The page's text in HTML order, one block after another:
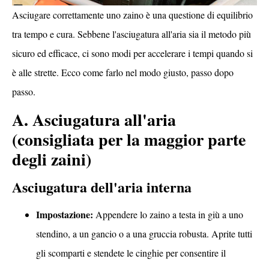
Asciugare correttamente uno zaino è una questione di equilibrio
tra tempo e cura. Sebbene l'asciugatura all'aria sia il metodo più
sicuro ed efficace, ci sono modi per accelerare i tempi quando si
è alle strette. Ecco come farlo nel modo giusto, passo dopo
passo.
A. Asciugatura all'aria
(consigliata per la maggior parte
degli zaini)
Asciugatura dell'aria interna
Impostazione: Appendere lo zaino a testa in giù a uno
stendino, a un gancio o a una gruccia robusta. Aprite tutti
gli scomparti e stendete le cinghie per consentire il